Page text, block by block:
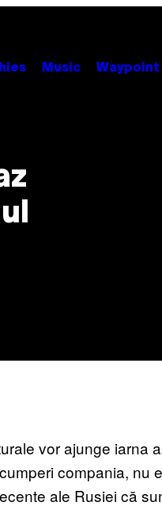
Music Waypoint
vor ajunge iarna
compania, nu
ale Rusiei că